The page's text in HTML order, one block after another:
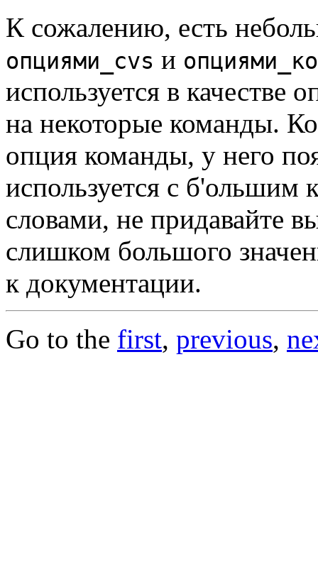
К сожалению, есть
опциями_cvs и
используется в качестве
на некоторые команды.
опция команды, у него
используется с б'ольшим
словами, не придавайте
слишком большого
к документации.
Go to the first, previous,